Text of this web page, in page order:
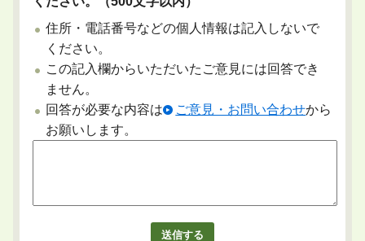
住所・電話番号などの個人情報は記入しないで
ください。
この記入欄からいただいたご意見には回答でき
ません。
回答が必要な内容は
ご意見・お問い合わせから
お願いします。